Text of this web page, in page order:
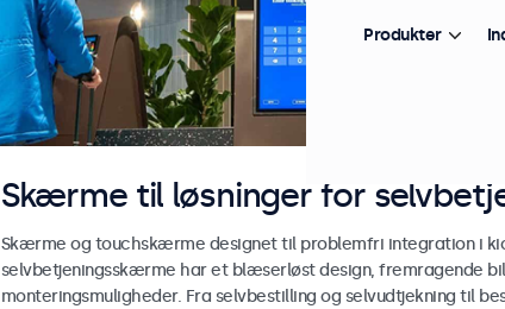
Skærme til løsninger for
Skærme og touchskærme designet til problemfri integration i
selvbetjeningsskærme har et blæserløst design, fremragende
monteringsmuligheder. Fra selvbestilling og selvudtjekning til
Produkter